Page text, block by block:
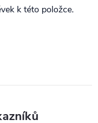
k této položce.